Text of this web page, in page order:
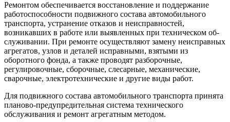
Ремонтом обеспечивается восстановление и поддержание
работоспособности подвижного состава автомобильного
транспорта, устране­ние отказов и неисправностей,
возникавших в работе или выявленных при техническом об­
служивании. При ремонте осуществляют за­мену неисправных
агрегатов, узлов и деталей исправными, взятыми из
оборотного фонда, а также проводят разборочные,
регулировочные, сборочные, слесарные, механические,
свароч­ные, электротехнические и другие виды работ.
Для подвижного состава автомобильного транспорта принята
планово-предупредительная система технического
обслуживания и ре­монт агрегатным методом.